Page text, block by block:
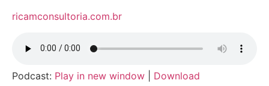
ricamconsultoria.com.br
Podcast: Play in new window Download